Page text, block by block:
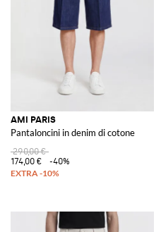
AMI PARIS
Pantaloncini in denim di cotone
290,00 €
174,00 €
-40%